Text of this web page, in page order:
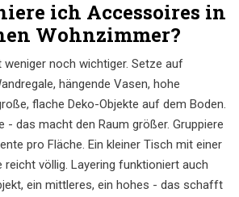
ich Accessoires in
Wohnzimmer?
weniger noch wichtiger. Setze auf
hängende Vasen, hohe
flache Deko-Objekte auf dem Boden.
- das macht den Raum größer. Gruppiere
pro Fläche. Ein kleiner Tisch mit einer
reicht völlig. Layering funktioniert auch
ein mittleres, ein hohes - das schafft